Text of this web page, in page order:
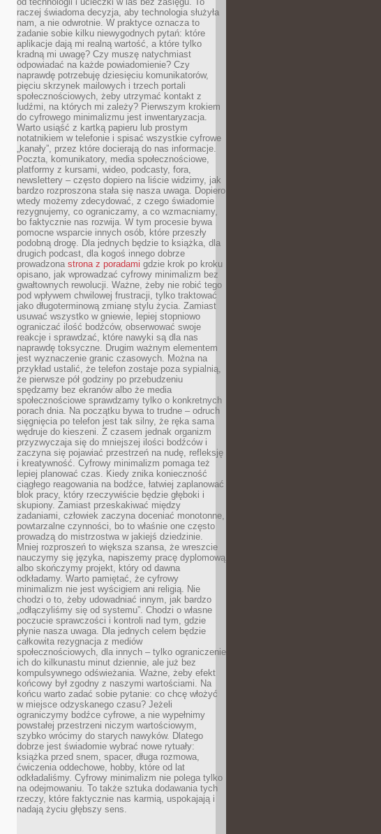
raczej świadoma decyzja, aby technologia służyła
nam, a nie odwrotnie. W praktyce oznacza to
zadanie sobie kilku niewygodnych pytań: które
aplikacje dają mi realną wartość, a które tylko
kradną mi uwagę? Czy muszę natychmiast
odpowiadać na każde powiadomienie? Czy
naprawdę potrzebuję dziesięciu komunikatorów,
pięciu skrzynek mailowych i trzech portali
społecznościowych, żeby utrzymać kontakt z
ludźmi, na których mi zależy? Pierwszym krokiem
do cyfrowego minimalizmu jest inwentaryzacja.
Warto usiąść z kartką papieru lub prostym
notatnikiem w telefonie i spisać wszystkie cyfrowe
„kanały”, przez które docierają do nas informacje.
Poczta, komunikatory, media społecznościowe,
platformy z kursami, wideo, podcasty, fora,
newslettery – często dopiero na liście widzimy, jak
bardzo rozproszona stała się nasza uwaga. Dopiero
wtedy możemy zdecydować, z czego świadomie
rezygnujemy, co ograniczamy, a co wzmacniamy,
bo faktycznie nas rozwija. W tym procesie bywa
pomocne wsparcie innych osób, które przeszły
podobną drogę. Dla jednych będzie to książka, dla
drugich podcast, dla kogoś innego dobrze
prowadzona strona z poradami gdzie krok po kroku
opisano, jak wprowadzać cyfrowy minimalizm bez
gwałtownych rewolucji. Ważne, żeby nie robić tego
pod wpływem chwilowej frustracji, tylko traktować
jako długoterminową zmianę stylu życia. Zamiast
usuwać wszystko w gniewie, lepiej stopniowo
ograniczać ilość bodźców, obserwować swoje
reakcje i sprawdzać, które nawyki są dla nas
naprawdę toksyczne. Drugim ważnym elementem
jest wyznaczenie granic czasowych. Można na
przykład ustalić, że telefon zostaje poza sypialnią,
że pierwsze pół godziny po przebudzeniu
spędzamy bez ekranów albo że media
społecznościowe sprawdzamy tylko o konkretnych
porach dnia. Na początku bywa to trudne – odruch
sięgnięcia po telefon jest tak silny, że ręka sama
wędruje do kieszeni. Z czasem jednak organizm
przyzwyczaja się do mniejszej ilości bodźców i
zaczyna się pojawiać przestrzeń na nudę, refleksję
i kreatywność. Cyfrowy minimalizm pomaga też
lepiej planować czas. Kiedy znika konieczność
ciągłego reagowania na bodźce, łatwiej zaplanować
blok pracy, który rzeczywiście będzie głęboki i
skupiony. Zamiast przeskakiwać między
zadaniami, człowiek zaczyna doceniać monotonne,
powtarzalne czynności, bo to właśnie one często
prowadzą do mistrzostwa w jakiejś dziedzinie.
Mniej rozproszeń to większa szansa, że wreszcie
nauczymy się języka, napiszemy pracę dyplomową
albo skończymy projekt, który od dawna
odkładamy. Warto pamiętać, że cyfrowy
minimalizm nie jest wyścigiem ani religią. Nie
chodzi o to, żeby udowadniać innym, jak bardzo
„odłączyliśmy się od systemu”. Chodzi o własne
poczucie sprawczości i kontroli nad tym, gdzie
płynie nasza uwaga. Dla jednych celem będzie
całkowita rezygnacja z mediów
społecznościowych, dla innych – tylko ograniczenie
ich do kilkunastu minut dziennie, ale już bez
kompulsywnego odświeżania. Ważne, żeby efekt
końcowy był zgodny z naszymi wartościami. Na
końcu warto zadać sobie pytanie: co chcę włożyć
w miejsce odzyskanego czasu? Jeżeli
ograniczymy bodźce cyfrowe, a nie wypełnimy
powstałej przestrzeni niczym wartościowym,
szybko wrócimy do starych nawyków. Dlatego
dobrze jest świadomie wybrać nowe rytuały:
książka przed snem, spacer, długa rozmowa,
ćwiczenia oddechowe, hobby, które od lat
odkładaliśmy. Cyfrowy minimalizm nie polega tylko
na odejmowaniu. To także sztuka dodawania tych
rzeczy, które faktycznie nas karmią, uspokajają i
nadają życiu głębszy sens.